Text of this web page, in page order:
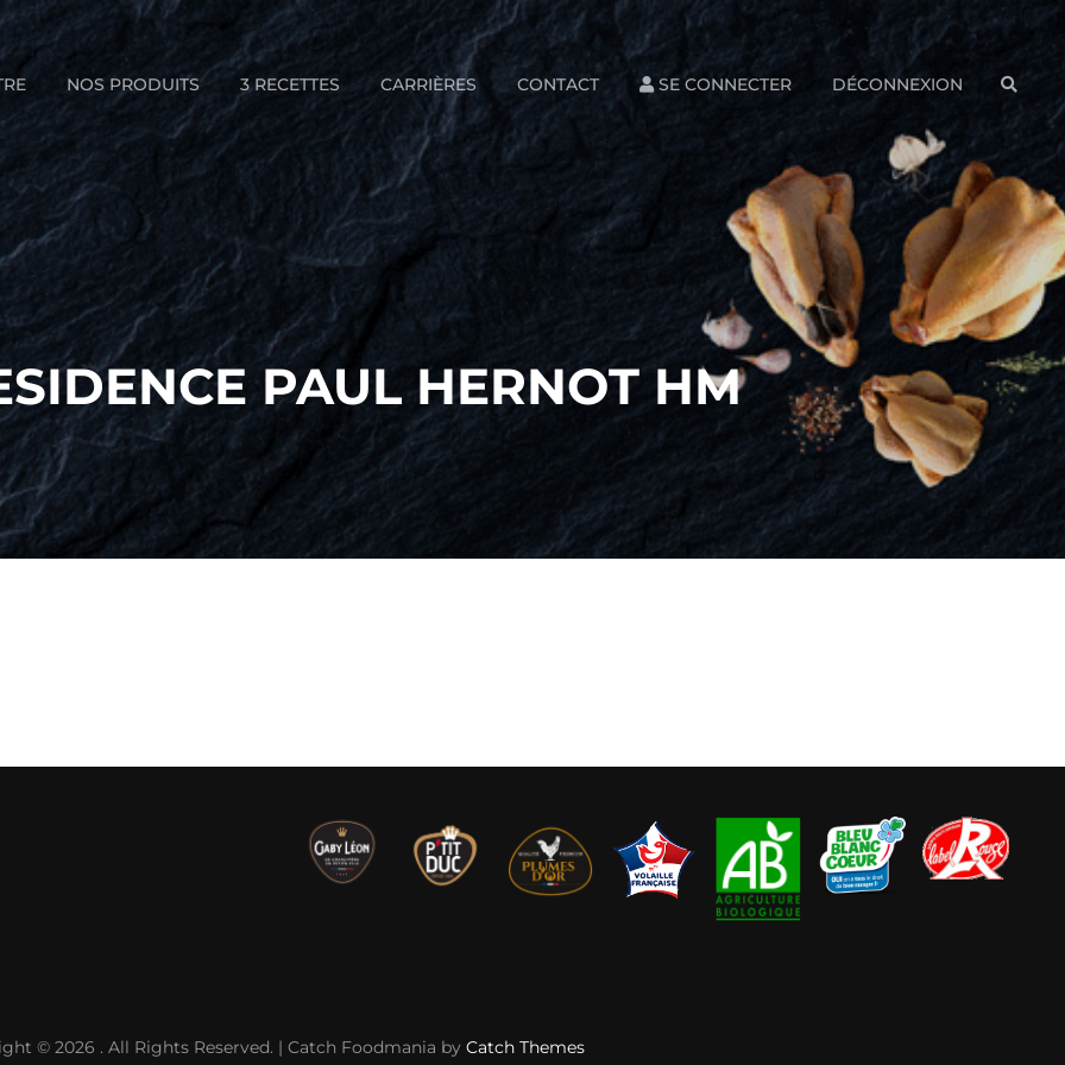
NOS PRODUITS 3 RECETTES CARRIÈRES CONTACT SE CONNECTER DÉCONNEXION
PAUL HERNOT HM
© 2026 . All Rights Reserved. | Catch Foodmania by Catch Themes